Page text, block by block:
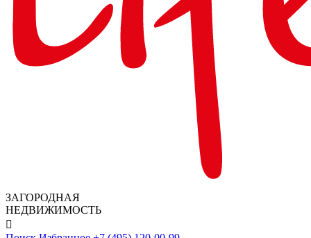
ЗАГОРОДНАЯ
НЕДВИЖИМОСТЬ
